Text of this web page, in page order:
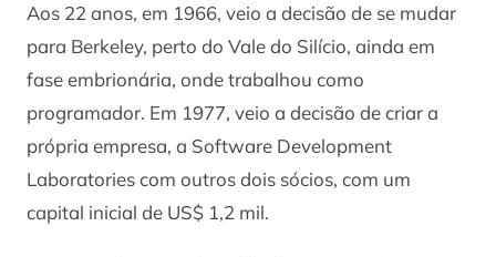
Aos 22 anos, em 1966, veio a decisão de se mudar
para Berkeley, perto do Vale do Silício, ainda em
fase embrionária, onde trabalhou como
programador. Em 1977, veio a decisão de criar a
própria empresa, a Software Development
Laboratories com outros dois sócios, com um
capital inicial de US$ 1,2 mil.